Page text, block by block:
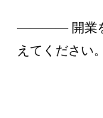
―――― 開業を
えてください。